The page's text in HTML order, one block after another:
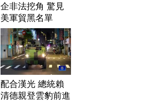
企非法挖角 驚見
美軍貿黑名單
配合漢光 總統賴
清德親登雲豹前進